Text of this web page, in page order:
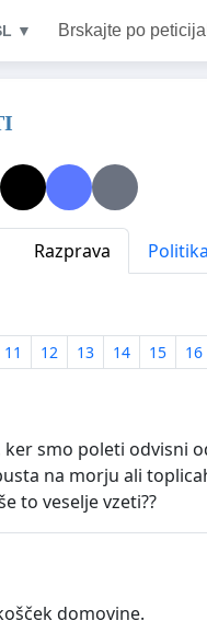
▼ Brskajte po
Razprava
11 12 13 14 15 16
smo poleti odvisni
na morju ali
to veselje vzeti??
domovine.